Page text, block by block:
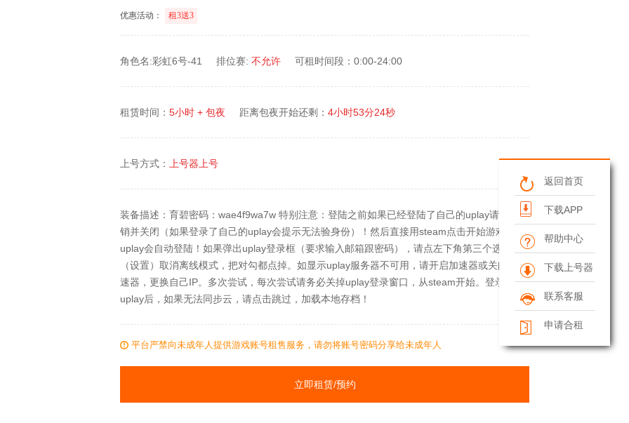
优惠活动： 租3送3
角色名:彩虹6号-41 排位赛: 不允许 可租时间段：0:00-24:00
租赁时间： 5小时 + 包夜 距离包夜开始还剩： 4小时53分24秒
上号方式： 上号器上号
装备描述：育碧密码：wae4f9wa7w 特别注意：登陆之前如果已经登陆了自己的uplay请先注
销并关闭（如果登录了自己的uplay会提示无法验身份）！然后直接用steam点击开始游戏！
uplay会自动登陆！如果弹出uplay登录框（要求输入邮箱跟密码），请点左下角第三个选项
（设置）取消离线模式，把对勾都点掉。如显示uplay服务器不可用，请开启加速器或关闭加
速器，更换自己IP。多次尝试，每次尝试请务必关掉uplay登录窗口，从steam开始。登录
uplay后，如果无法同步云，请点击跳过，加载本地存档！
平台严禁向未成年人提供游戏账号租售服务，请勿将账号密码分享给未成年人
立即租赁/预约
返回首页
下载APP
帮助中心
下载上号器
联系客服
申请合租